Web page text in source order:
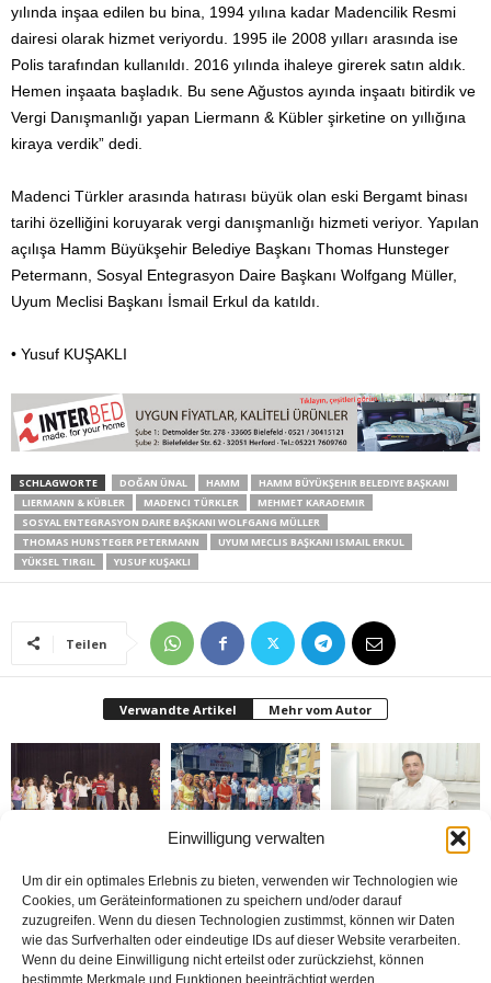
Einwilligung verwalten
Um dir ein optimales Erlebnis zu bieten, verwenden wir Technologien wie
Cookies, um Geräteinformationen zu speichern und/oder darauf
zuzugreifen. Wenn du diesen Technologien zustimmst, können wir Daten
wie das Surfverhalten oder eindeutige IDs auf dieser Website verarbeiten.
Wenn du deine Einwilligung nicht erteilst oder zurückziehst, können
bestimmte Merkmale und Funktionen beeinträchtigt werden.
yılında inşaa edilen bu bina, 1994 yılına kadar Madencilik Resmi
dairesi olarak hizmet veriyordu. 1995 ile 2008 yılları arasında ise
Polis tarafından kullanıldı. 2016 yılında ihaleye girerek satın aldık.
Hemen inşaata başladık. Bu sene Ağustos ayında inşaatı bitirdik ve
Vergi Danışmanlığı yapan Liermann & Kübler şirketine on yıllığına
kiraya verdik” dedi.
Madenci Türkler arasında hatırası büyük olan eski Bergamt binası
tarihi özelliğini koruyarak vergi danışmanlığı hizmeti veriyor. Yapılan
açılışa Hamm Büyükşehir Belediye Başkanı Thomas Hunsteger
Petermann, Sosyal Entegrasyon Daire Başkanı Wolfgang Müller,
Uyum Meclisi Başkanı İsmail Erkul da katıldı.
• Yusuf KUŞAKLI
SCHLAGWORTE DOĞAN ÜNAL HAMM
HAMM BÜYÜKŞEHIR BELEDIYE BAŞKANI
LIERMANN & KÜBLER
MADENCI TÜRKLER
MEHMET KARADEMIR
SOSYAL ENTEGRASYON DAIRE BAŞKANI WOLFGANG MÜLLER
THOMAS HUNSTEGER PETERMANN
UYUM MECLIS BAŞKANI ISMAIL ERKUL
YÜKSEL TIRGIL
YUSUF KUŞAKLI
Teilen
Verwandte Artikel Mehr vom Autor
Festivali yapıldı
Yabancılar Haftası
donduruldu